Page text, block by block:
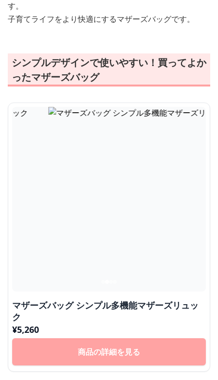
す。
子育てライフをより快適にするマザーズバッグです。
シンプルデザインで使いやすい！買ってよか
ったマザーズバッグ
マザーズバッグ シンプル多機能マザーズリュッ
ク
¥5,260
商品の詳細を見る